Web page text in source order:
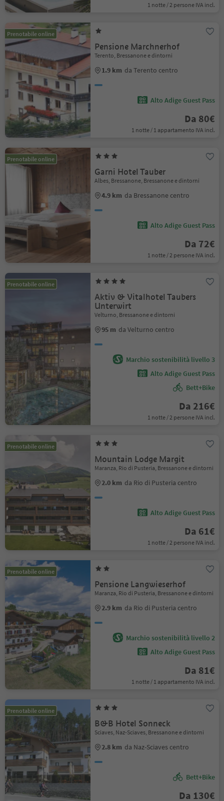
1 notte / 2 persone IVA incl.
Prenotabile online
Pensione Marchnerhof
Terento, Bressanone e dintorni
1.9 km da Terento centro
Alto Adige Guest Pass
Da 80€
1 notte / 1 appartamento IVA incl.
Prenotabile online
Garni Hotel Tauber
Albes, Bressanone, Bressanone e dintorni
4.9 km da Bressanone centro
Alto Adige Guest Pass
Da 72€
1 notte / 2 persone IVA incl.
Prenotabile online
Aktiv & Vitalhotel Taubers
Unterwirt
Velturno, Bressanone e dintorni
95 m da Velturno centro
Marchio sostenibilità livello 3
Alto Adige Guest Pass
Bett+Bike
Da 216€
1 notte / 2 persone IVA incl.
Prenotabile online
Mountain Lodge Margit
Maranza, Rio di Pusteria, Bressanone e dintorni
2.0 km da Rio di Pusteria centro
Alto Adige Guest Pass
Da 61€
1 notte / 2 persone IVA incl.
Prenotabile online
Pensione Langwieserhof
Maranza, Rio di Pusteria, Bressanone e dintorni
2.9 km da Rio di Pusteria centro
Marchio sostenibilità livello 2
Alto Adige Guest Pass
Da 81€
1 notte / 1 appartamento IVA incl.
Prenotabile online
B&B Hotel Sonneck
Sciaves, Naz-Sciaves, Bressanone e dintorni
2.8 km da Naz-Sciaves centro
Bett+Bike
Da 130€